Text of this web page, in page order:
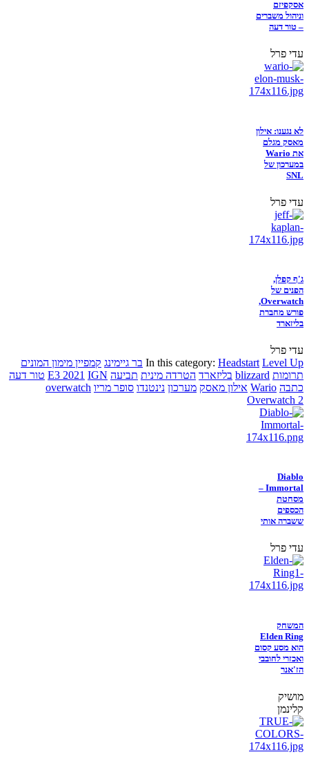
אסקפיזם
וניהול משברים
– טור דעה
עדי פרל
לא נגענו: אילון
מאסק מגלם
את Wario
במערכון של
SNL
עדי פרל
ג'ף קפלן,
הפנים של
Overwatch,
פורש מחברת
בליזארד
עדי פרל
In this category: Headstart Level Up בר גיימינג קמפיין מימון המונים
תרומות blizzard בליזארד הטרדה מינית תביעה E3 2021 IGN
טור דעה
כתבה Wario אילון מאסק מערכון נינטנדו סופר מריו overwatch
Overwatch 2
Diablo
Immortal –
מסחטת
הכספים
ששברה אותי
עדי פרל
המשחק
Elden Ring
הוא מסע קסום
ואכזרי לחובבי
הז'אנר
מושיק
קלינמן